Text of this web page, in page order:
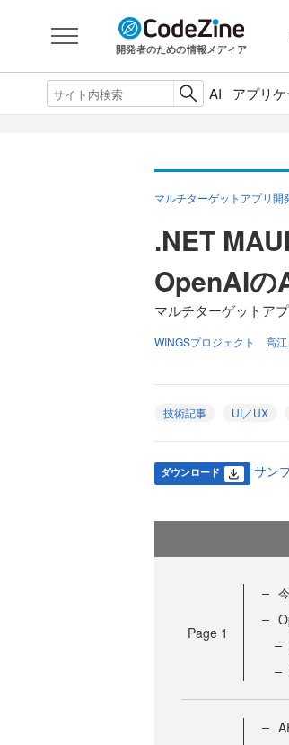
開発者のための情報メディア
AI アプリ
マルチターゲットアプリ開
.NET
OpenAIの
マルチターゲットア
WINGSプロジェクト 高江
技術記事 UI／UX
ダウンロード サン
Page 1